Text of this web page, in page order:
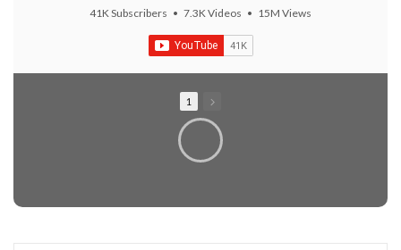
41K Subscribers • 7.3K Videos • 15M Views
1